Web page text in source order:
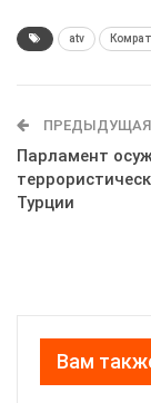
atv Комрат
ПРЕДЫДУЩАЯ
Парламент
Турции
Вам